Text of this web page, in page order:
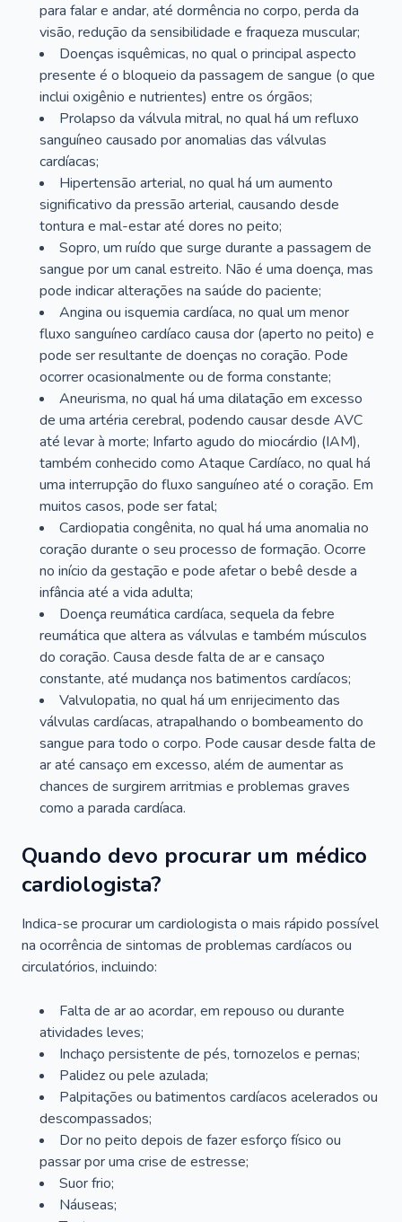
para falar e andar, até dormência no corpo, perda da
visão, redução da sensibilidade e fraqueza muscular;
Doenças isquêmicas, no qual o principal aspecto
presente é o bloqueio da passagem de sangue (o que
inclui oxigênio e nutrientes) entre os órgãos;
Prolapso da válvula mitral, no qual há um refluxo
sanguíneo causado por anomalias das válvulas
cardíacas;
Hipertensão arterial, no qual há um aumento
significativo da pressão arterial, causando desde
tontura e mal-estar até dores no peito;
Sopro, um ruído que surge durante a passagem de
sangue por um canal estreito. Não é uma doença, mas
pode indicar alterações na saúde do paciente;
Angina ou isquemia cardíaca, no qual um menor
fluxo sanguíneo cardíaco causa dor (aperto no peito) e
pode ser resultante de doenças no coração. Pode
ocorrer ocasionalmente ou de forma constante;
Aneurisma, no qual há uma dilatação em excesso
de uma artéria cerebral, podendo causar desde AVC
até levar à morte; Infarto agudo do miocárdio (IAM),
também conhecido como Ataque Cardíaco, no qual há
uma interrupção do fluxo sanguíneo até o coração. Em
muitos casos, pode ser fatal;
Cardiopatia congênita, no qual há uma anomalia no
coração durante o seu processo de formação. Ocorre
no início da gestação e pode afetar o bebê desde a
infância até a vida adulta;
Doença reumática cardíaca, sequela da febre
reumática que altera as válvulas e também músculos
do coração. Causa desde falta de ar e cansaço
constante, até mudança nos batimentos cardíacos;
Valvulopatia, no qual há um enrijecimento das
válvulas cardíacas, atrapalhando o bombeamento do
sangue para todo o corpo. Pode causar desde falta de
ar até cansaço em excesso, além de aumentar as
chances de surgirem arritmias e problemas graves
como a parada cardíaca.
Quando devo procurar um médico
cardiologista?
Indica-se procurar um cardiologista o mais rápido possível
na ocorrência de sintomas de problemas cardíacos ou
circulatórios, incluindo:
Falta de ar ao acordar, em repouso ou durante
atividades leves;
Inchaço persistente de pés, tornozelos e pernas;
Palidez ou pele azulada;
Palpitações ou batimentos cardíacos acelerados ou
descompassados;
Dor no peito depois de fazer esforço físico ou
passar por uma crise de estresse;
Suor frio;
Náuseas;